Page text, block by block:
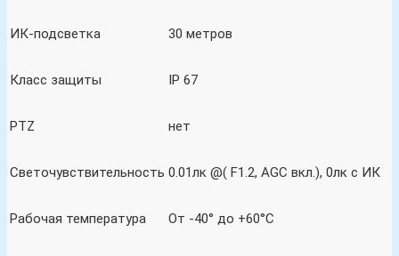
ИК-подсветка 30 метров
Класс защиты IP 67
PTZ нет
Светочувствительность 0.01лк @( F1.2, AGC вкл.), 0лк с ИК
Рабочая температура От -40° до +60°C